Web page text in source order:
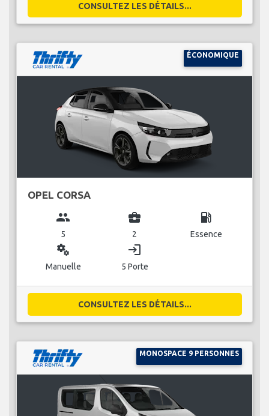
CONSULTEZ LES DÉTAILS...
ÉCONOMIQUE
OPEL CORSA
group
5
business_center
2
local_gas_station
Essence
miscellaneous_services
Manuelle
login
5 Porte
CONSULTEZ LES DÉTAILS...
MONOSPACE 9 PERSONNES